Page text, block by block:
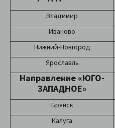
Владимир
Иваново
Нижний-Новгород
Ярославль
Направление «ЮГО-
ЗАПАДНОЕ»
Брянск
Калуга